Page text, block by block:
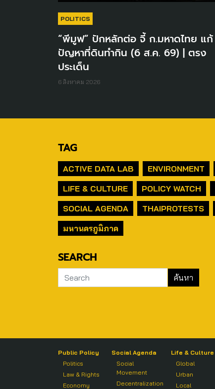
POLITICS
“พีมูฟ” ปักหลักต่อ จี้ ก.มหาดไทย แก้
ปัญหาที่ดินทำกิน (6 ส.ค. 69) | ตรง
ประเด็น
6 สิงหาคม 2026
TAG
ACTIVE DATA LAB ENVIRONMENT
LIFE & CULTURE
POLICY WATCH
SOCIAL AGENDA
THAIPROTESTS
มหานครภูมิภาค
SEARCH
Public Policy
Politics
Law & Rights
Economy
Social Agenda
Social
Movement
Decentralization
Life & Culture
Global
Urban
Local